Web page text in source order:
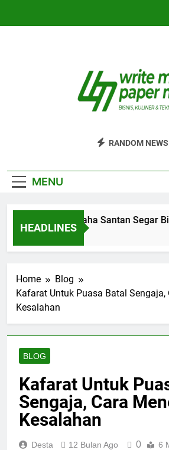
Bisnis, Kuliner,
RANDOM NEWS
MENU
HEADLINES
Efisiensi Usaha Santan Segar
4 Hari Ago
Home
Blog
Kafarat Untuk Puasa Batal Sengaja,
Kesalahan
BLOG
Kafarat Untuk
Sengaja, Cara
Kesalahan
Desta 12 Bulan Ago 0 6